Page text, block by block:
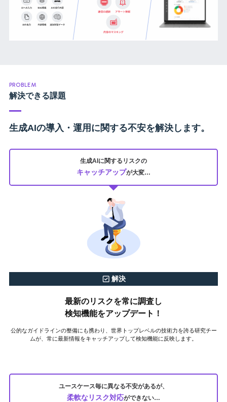
PROBLEM
解決できる課題
生成AIの導入・運用に関する不安を解決します。
生成AIに関するリスクの
キャッチアップが大変…
解決
最新のリスクを常に調査し
検知機能をアップデート！
公的なガイドラインの整備にも携わり、世界トップレベルの技術力を誇る研究チー
ムが、常に最新情報をキャッチアップして検知機能に反映します。
ユースケース毎に異なる不安があるが、
柔軟なリスク対応ができない…